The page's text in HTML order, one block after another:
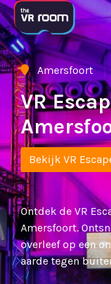
 Amersfoort
VR
Bekijk VR
Ontdek de VR
Amersfoort.
overleef op een
aarde tegen